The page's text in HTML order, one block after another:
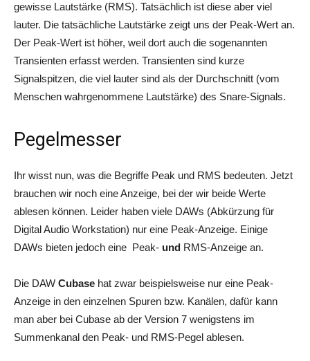
gewisse Lautstärke (RMS). Tatsächlich ist diese aber viel
lauter. Die tatsächliche Lautstärke zeigt uns der Peak-Wert an.
Der Peak-Wert ist höher, weil dort auch die sogenannten
Transienten erfasst werden. Transienten sind kurze
Signalspitzen, die viel lauter sind als der Durchschnitt (vom
Menschen wahrgenommene Lautstärke) des Snare-Signals.
Pegelmesser
Ihr wisst nun, was die Begriffe Peak und RMS bedeuten. Jetzt
brauchen wir noch eine Anzeige, bei der wir beide Werte
ablesen können. Leider haben viele DAWs (Abkürzung für
Digital Audio Workstation) nur eine Peak-Anzeige. Einige
DAWs bieten jedoch eine Peak- und RMS-Anzeige an.
Die DAW Cubase hat zwar beispielsweise nur eine Peak-
Anzeige in den einzelnen Spuren bzw. Kanälen, dafür kann
man aber bei Cubase ab der Version 7 wenigstens im
Summenkanal den Peak- und RMS-Pegel ablesen.